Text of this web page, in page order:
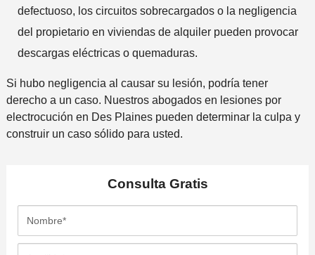
defectuoso, los circuitos sobrecargados o la negligencia
del propietario en viviendas de alquiler pueden provocar
descargas eléctricas o quemaduras.
Si hubo negligencia al causar su lesión, podría tener
derecho a un caso. Nuestros abogados en lesiones por
electrocución en Des Plaines pueden determinar la culpa y
construir un caso sólido para usted.
Consulta Gratis
m